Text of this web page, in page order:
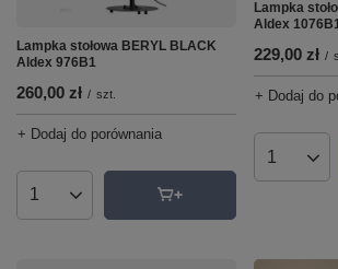
Lampka stołowa BERYL BLACK
Aldex 976B1
260,00 zł / szt.
+ Dodaj do porównania
Ilość produktów
Lampka
Aldex
229,00 zł /
+ Dodaj do
Ilość